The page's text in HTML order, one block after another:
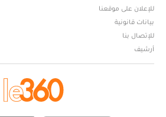
للإعلان على موقعنا
بيانات قانونية
للإتصال بنا
أرشيف